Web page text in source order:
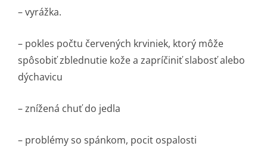
– vyrážka.
– pokles počtu červených krviniek, ktorý môže
spôsobiť zblednutie kože a zapríčiniť slabosť alebo
dýchavicu
– znížená chuť do jedla
– problémy so spánkom, pocit ospalosti